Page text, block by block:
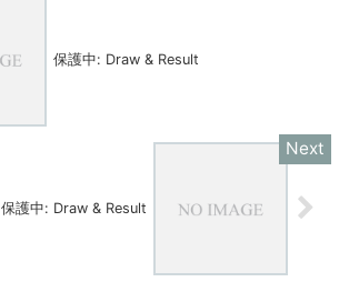
保護中: Draw & Result
保護中: Draw & Result